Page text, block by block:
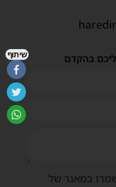
בהקדם
במאגר של
שיתוף